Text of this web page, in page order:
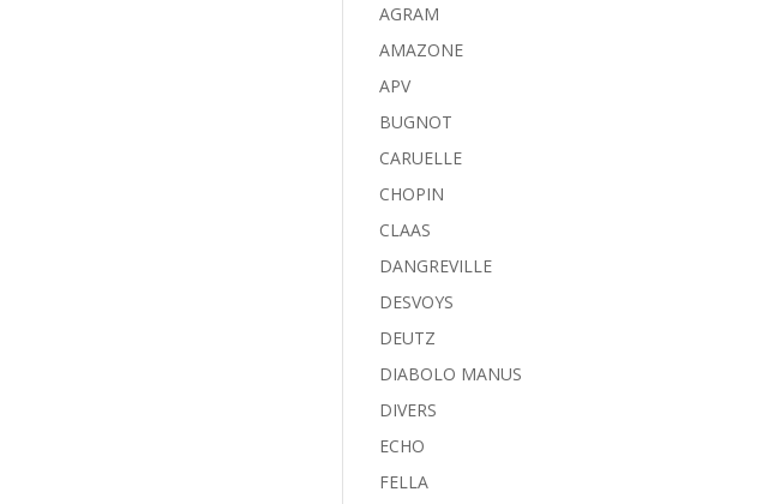
AGRAM
AMAZONE
APV
BUGNOT
CARUELLE
CHOPIN
CLAAS
DANGREVILLE
DESVOYS
DEUTZ
DIABOLO MANUS
DIVERS
ECHO
FELLA